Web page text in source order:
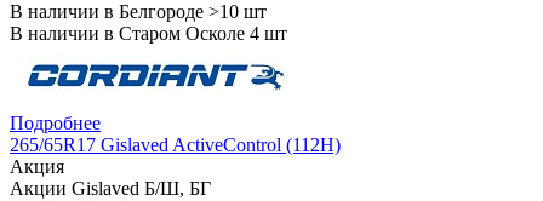
В наличии в Белгороде >10 шт
В наличии в Старом Осколе 4 шт
Подробнее
265/65R17 Gislaved ActiveControl (112H)
Акция
Акции Gislaved Б/Ш, БГ